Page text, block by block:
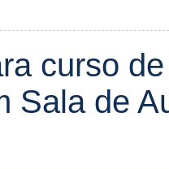
curso
Sala de